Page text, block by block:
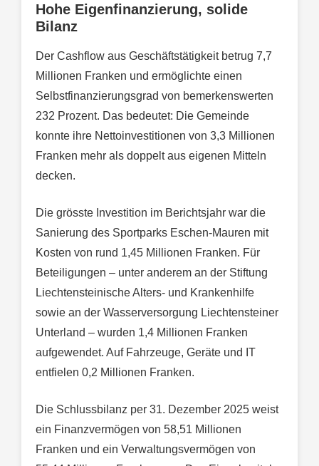
Hohe Eigenfinanzierung, solide
Bilanz
Der Cashflow aus Geschäftstätigkeit betrug 7,7
Millionen Franken und ermöglichte einen
Selbstfinanzierungsgrad von bemerkenswerten
232 Prozent. Das bedeutet: Die Gemeinde
konnte ihre Nettoinvestitionen von 3,3 Millionen
Franken mehr als doppelt aus eigenen Mitteln
decken.
Die grösste Investition im Berichtsjahr war die
Sanierung des Sportparks Eschen-Mauren mit
Kosten von rund 1,45 Millionen Franken. Für
Beteiligungen – unter anderem an der Stiftung
Liechtensteinische Alters- und Krankenhilfe
sowie an der Wasserversorgung Liechtensteiner
Unterland – wurden 1,4 Millionen Franken
aufgewendet. Auf Fahrzeuge, Geräte und IT
entfielen 0,2 Millionen Franken.
Die Schlussbilanz per 31. Dezember 2025 weist
ein Finanzvermögen von 58,51 Millionen
Franken und ein Verwaltungsvermögen von